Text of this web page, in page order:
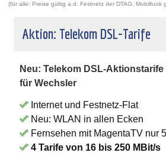
(für alle: Preise gültig a.d. Festnetz der DTAG, Mobilfunk
Aktion: Telekom DSL-Tarife
Neu: Telekom DSL-Aktionstarife
für Wechsler
Internet und Festnetz-Flat
Neu: WLAN in allen Ecken
Fernsehen mit MagentaTV nur
4 Tarife von 16 bis 250 MBit/s